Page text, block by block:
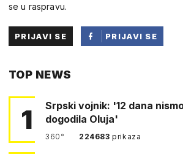
se u raspravu.
PRIJAVI SE
PRIJAVI SE
TOP NEWS
1
Srpski vojnik: '12 dana
dogodila Oluja'
360° 224683prikaza